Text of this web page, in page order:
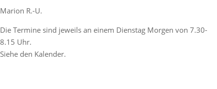
Marion R.-U.
Die Termine sind jeweils an einem Dienstag Morgen von 7.30-
8.15 Uhr.
Siehe den Kalender.